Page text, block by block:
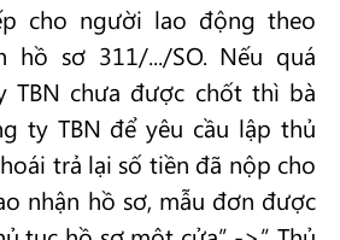
cho người lao động theo
hồ sơ 311/.../SO. Nếu quá
TBN chưa được chốt thì bà
ty TBN để yêu cầu lập thủ
trả lại số tiền đã nộp cho
nhận hồ sơ, mẫu đơn được